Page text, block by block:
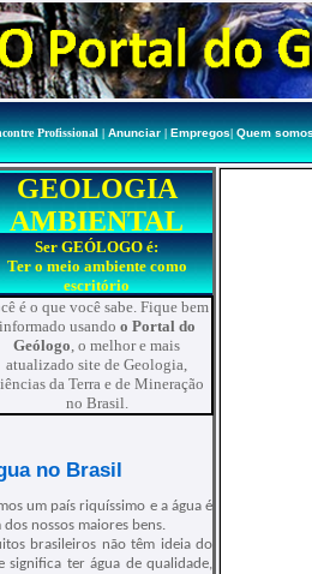
Profissional|Anunciar|Empregos|Quem
GEOLOGIA
AMBIENTAL
Ser GEÓLOGO é:
Ter o meio ambiente como
escritório
é o que você sabe. Fique bem
informado usando o Portal do
Geólogo, o melhor e mais
atualizado site de Geologia,
da Terra e de Mineração
no Brasil.
no Brasil
um país riquíssimo e a água é
dos nossos maiores bens.
brasileiros não têm ideia do
significa ter água de qualidade,